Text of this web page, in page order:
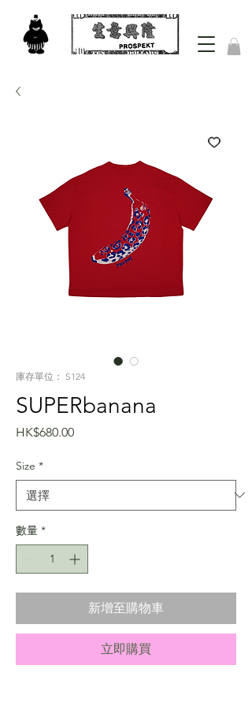
庫存單位： S124
SUPERbanana
HK$680.00價
Size *
數量 *
新增至購物車
立即購買